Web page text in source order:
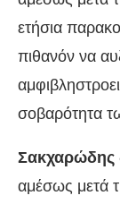
ετήσια
πιθανόν να
σοβαρότητα
Σακχαρώδης
αμέσως μετά